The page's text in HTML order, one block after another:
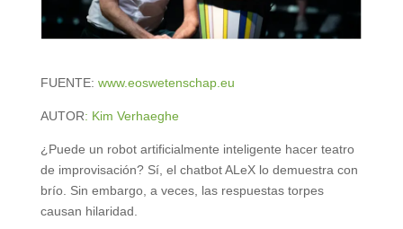
FUENTE: www.eoswetenschap.eu
AUTOR: Kim Verhaeghe
¿Puede un robot artificialmente inteligente hacer teatro
de improvisación? Sí, el chatbot ALeX lo demuestra con
brío. Sin embargo, a veces, las respuestas torpes
causan hilaridad.